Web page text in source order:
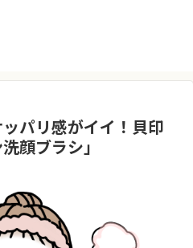
パリ感がイイ！貝印
顔ブラシ」